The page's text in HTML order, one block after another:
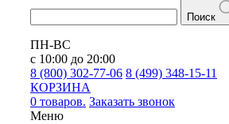
Поиск
ПН-ВС
с 10:00 до 20:00
8 (800) 302-77-06 8 (499) 348-15-11
КОРЗИНА
0 товаров. Заказать звонок
Меню